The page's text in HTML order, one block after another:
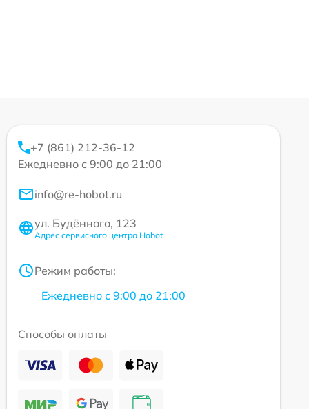
+7 (861) 212-36-12
Ежедневно с 9:00 до 21:00
info@re-hobot.ru
ул. Будённого, 123
Адрес сервисного центра Hobot
Режим работы:
Ежедневно с 9:00 до 21:00
Способы оплаты